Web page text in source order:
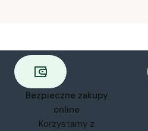
Bezpieczne zakupy
online
Korzystamy z